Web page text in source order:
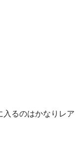
入るのはかなりレア